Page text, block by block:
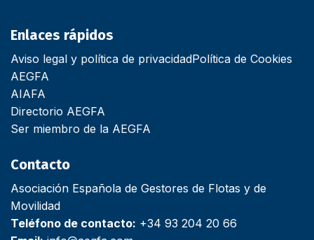
Enlaces rápidos
Aviso legal y política de privacidadPolítica de Cookies
AEGFA
AIAFA
Directorio AEGFA
Ser miembro de la AEGFA
Contacto
Asociación Española de Gestores de Flotas y de
Movilidad
Teléfono de contacto: +34 93 204 20 66